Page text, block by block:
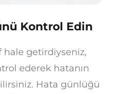
Kontrol Edin
getirdiyseniz,
ederek hatanın
Hata günlüğü